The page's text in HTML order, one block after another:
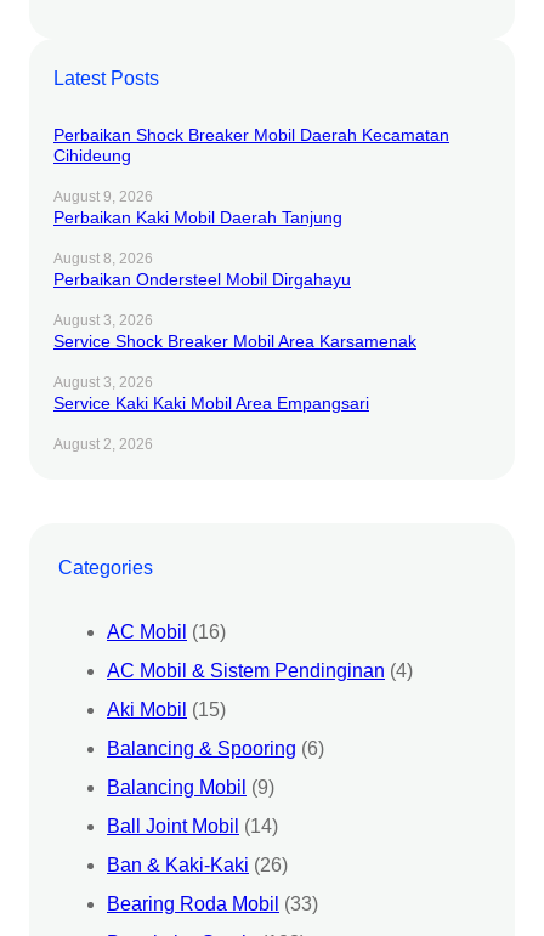
Latest Posts
Perbaikan Shock Breaker Mobil Daerah Kecamatan
Cihideung
August 9, 2026
Perbaikan Kaki Mobil Daerah Tanjung
August 8, 2026
Perbaikan Ondersteel Mobil Dirgahayu
August 3, 2026
Service Shock Breaker Mobil Area Karsamenak
August 3, 2026
Service Kaki Kaki Mobil Area Empangsari
August 2, 2026
Categories
AC Mobil (16)
AC Mobil & Sistem Pendinginan (4)
Aki Mobil (15)
Balancing & Spooring (6)
Balancing Mobil (9)
Ball Joint Mobil (14)
Ban & Kaki-Kaki (26)
Bearing Roda Mobil (33)